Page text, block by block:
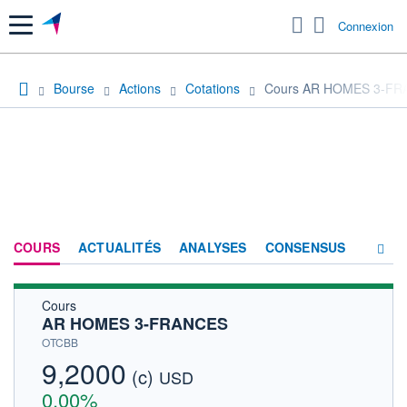
Menu Connexion
Bourse Actions Cotations Cours AR HOMES 3-
COURS ACTUALITÉS ANALYSES CONSENSUS
Cours
AR HOMES 3-FRANCES
OTCBB
9,2000 (c) USD
0,00%